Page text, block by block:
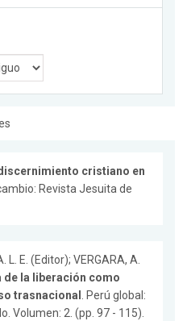
cristiano en
Revista Jesuita de
L. E. (Editor); VERGARA, A.
de la liberación como
trasnacional . Perú global:
Volumen: 2. (pp. 97 - 115).